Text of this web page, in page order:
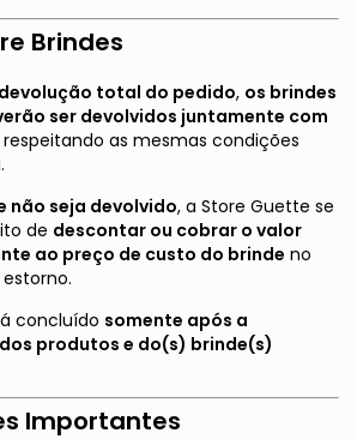
Brindes
devolução total do pedido, os brindes
ser devolvidos juntamente com
respeitando as mesmas condições
não seja devolvido, a Store Guette se
de descontar ou cobrar o valor
ao preço de custo do brinde no
concluído somente após a
produtos e do(s) brinde(s)
Importantes